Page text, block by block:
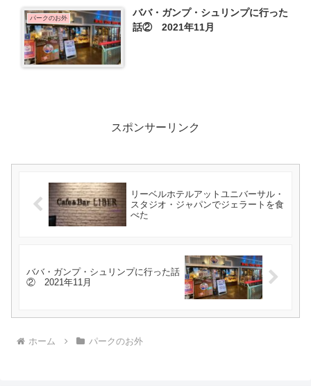
パークのお外
ババ・ガンプ・シュリンプに行った
話② 2021年11月
スポンサーリンク
リーベルホテルアットユニバーサル・
スタジオ・ジャパンでジェラートを食
べた
ババ・ガンプ・シュリンプに行った話
② 2021年11月
ホーム パークのお外